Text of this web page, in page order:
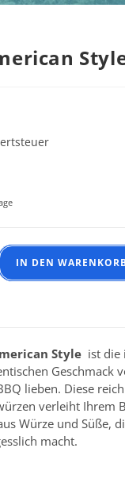
Menge
IN DEN
Style ist die
Geschmack
lieben. Diese
verleiht Ihrem
Würze und Süße,
macht.